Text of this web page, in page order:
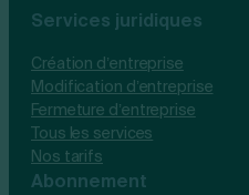
Services juridiques
Création d’entreprise
Modification d’entreprise
Fermeture d’entreprise
Tous les services
Nos tarifs
Abonnement